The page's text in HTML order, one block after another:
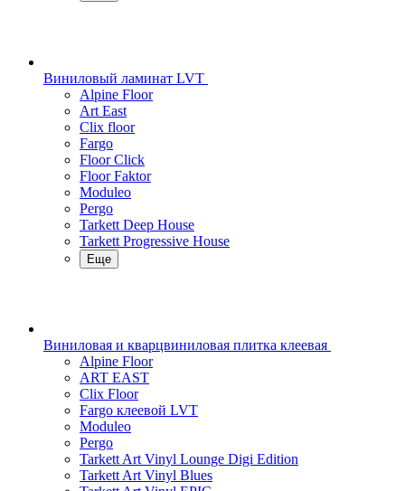
Виниловый ламинат LVT
Alpine Floor
Art East
Clix floor
Fargo
Floor Click
Floor Faktor
Moduleo
Pergo
Tarkett Deep House
Tarkett Progressive House
Еще
Виниловая и кварцвиниловая плитка клеевая
Alpine Floor
ART EAST
Clix Floor
Fargo клеевой LVT
Moduleo
Pergo
Tarkett Art Vinyl Lounge Digi Edition
Tarkett Art Vinyl Blues